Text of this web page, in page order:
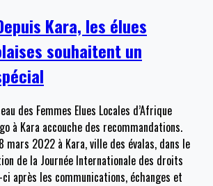
Kara, les élues
souhaitent un
des Femmes Elues Locales d’Afrique
à Kara accouche des recommandations.
mars 2022 à Kara, ville des évalas, dans le
de la Journée Internationale des droits
après les communications, échanges et